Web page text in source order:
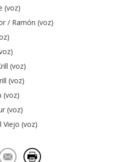
(voz)
/ Ramón (voz)
(voz)
(voz)
(voz)
(voz)
Viejo (voz)